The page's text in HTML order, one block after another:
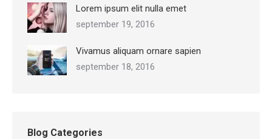
Lorem ipsum elit nulla emet
september 19, 2016
Vivamus aliquam ornare sapien
september 18, 2016
Blog Categories